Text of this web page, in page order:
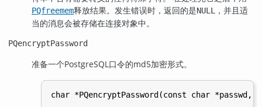
PQfreemem释放结果。发生错误时，返回的是NULL
，并且适
当的消息会被存储在连接对象中。
PQencryptPassword
准备一个PostgreSQL口令的md5加密形式。